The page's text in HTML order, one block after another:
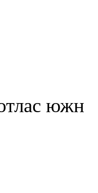
южн